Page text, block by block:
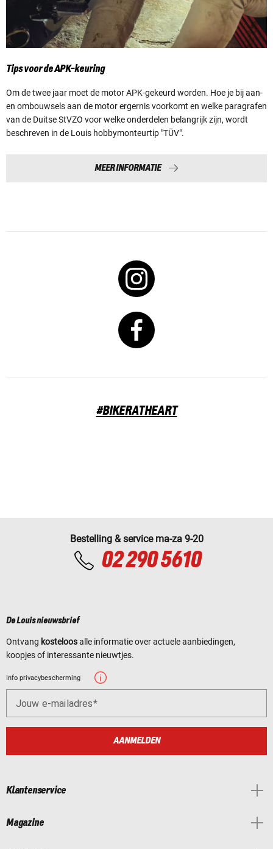
Tips voor de APK-keuring
Om de twee jaar moet de motor APK-gekeurd worden. Hoe je bij aan-
en ombouwsels aan de motor ergernis voorkomt en welke paragrafen
van de Duitse StVZO voor welke onderdelen belangrijk zijn, wordt
beschreven in de Louis hobbymonteurtip "TÜV".
MEER INFORMATIE
#BIKERATHEART
Bestelling & service ma-za 9-20
02 290 5610
De Louis nieuwsbrief
Ontvang kosteloosalle informatie over actuele aanbiedingen,
koopjes of interessante nieuwtjes.
Info privacybescherming
Jouw e-mailadres
AANMELDEN
Klantenservice
Magazine